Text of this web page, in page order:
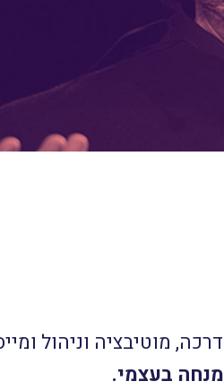
מוטיבציה וניהול
בעצמי.